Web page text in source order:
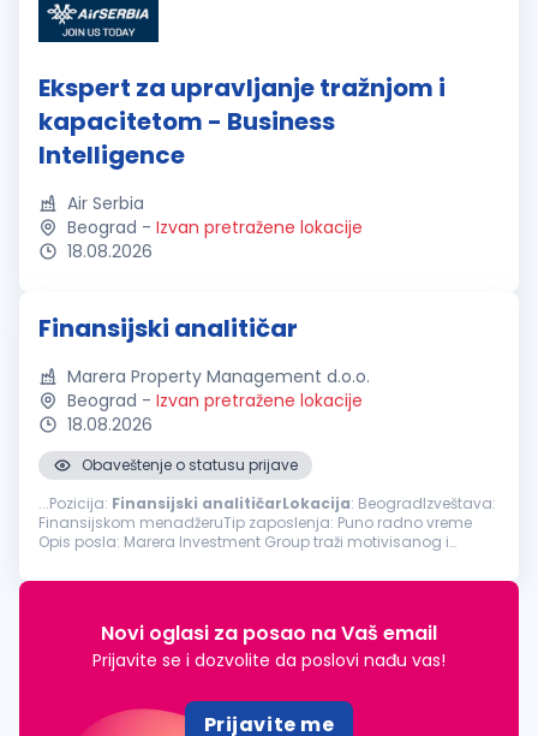
Ekspert za upravljanje tražnjom i
kapacitetom - Business
Intelligence
Air Serbia
Beograd - Izvan pretražene lokacije
18.08.2026
Finansijski analitičar
Marera Property Management d.o.o.
Beograd - Izvan pretražene lokacije
18.08.2026
Obaveštenje o statusu prijave
...Pozicija: Finansijski analitičarLokacija: BeogradIzveštava:
Finansijskom menadžeruTip zaposlenja: Puno radno vreme
Opis posla: Marera Investment Group traži motivisanog i
dve godine...
Novi oglasi za posao na Vaš email
Prijavite se i dozvolite da poslovi nađu vas!
Prijavite me